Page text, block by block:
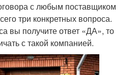
с любым поставщиком
три конкретных вопроса.
вы получите ответ «ДА», то
с такой компанией.